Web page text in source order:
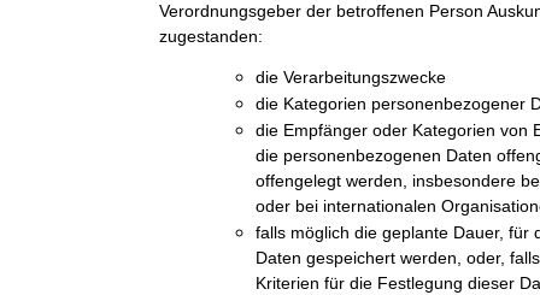
Verordnungsgeber der betroffenen Person
zugestanden:
die Verarbeitungszwecke
die Kategorien personenbezogener
die Empfänger oder Kategorien von
die personenbezogenen Daten
offengelegt werden, insbesondere
oder bei internationalen
falls möglich die geplante Dauer, für
Daten gespeichert werden, oder,
Kriterien für die Festlegung dieser